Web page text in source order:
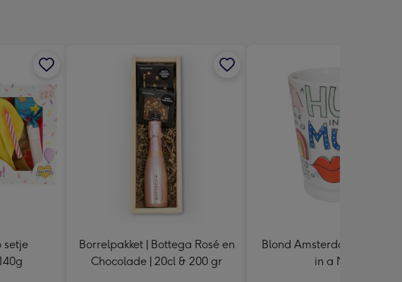
setje
Borrelpakket | Bottega Rosé en
Chocolade | 20cl & 200 gr
Blond Amsterdam | Mok |
in a Mug